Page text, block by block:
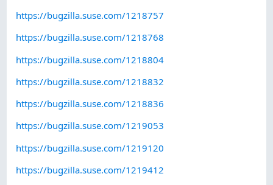
https://bugzilla.suse.com/1218757
https://bugzilla.suse.com/1218768
https://bugzilla.suse.com/1218804
https://bugzilla.suse.com/1218832
https://bugzilla.suse.com/1218836
https://bugzilla.suse.com/1219053
https://bugzilla.suse.com/1219120
https://bugzilla.suse.com/1219412